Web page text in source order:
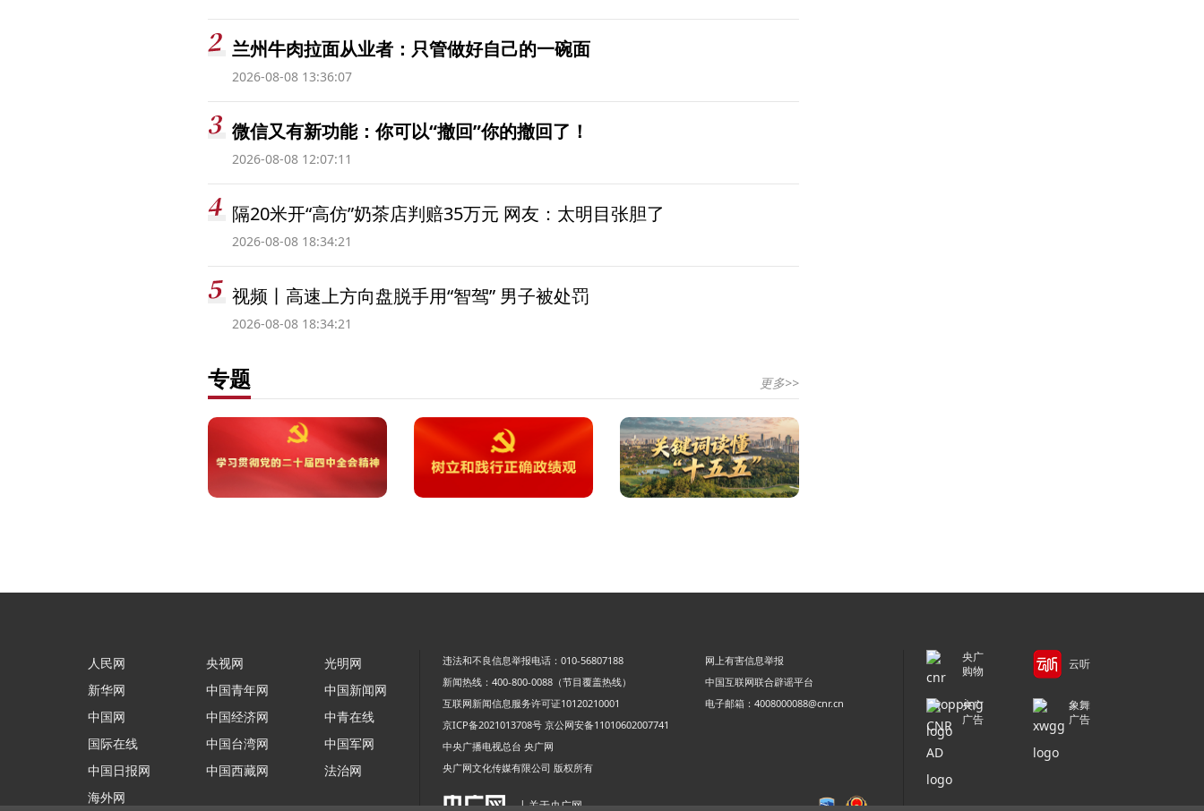
兰州牛肉拉面从业者：只管做好自己的一碗面
2026-08-08 13:36:07
微信又有新功能：你可以“撤回”你的撤回了！
2026-08-08 12:07:11
隔20米开“高仿”奶茶店判赔35万元 网友：太明目张胆了
2026-08-08 18:34:21
视频丨高速上方向盘脱手用“智驾” 男子被处罚
2026-08-08 18:34:21
专题 更多>>
人民网
新华网
中国网
国际在线
中国日报网
海外网
央视网
中国青年网
中国经济网
中国台湾网
中国西藏网
光明网
中国新闻网
中青在线
中国军网
法治网
违法和不良信息举报电话：010-56807188
网上有害信息举报
新闻热线：400-800-0088（节目覆盖热线）
中国互联网联合辟谣平台
互联网新闻信息服务许可证10120210001
电子邮箱：4008000088@cnr.cn
京ICP备2021013708号 京公网安备11010602007741
中央广播电视总台 央广网
央广网文化传媒有限公司 版权所有
| 关于央广网
央广
购物
云听
央广
广告
象舞
广告